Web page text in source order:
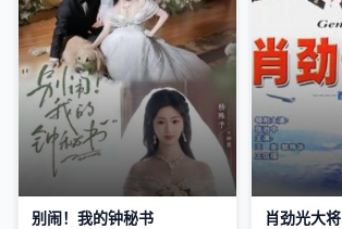
别闹！我的钟秘书 肖劲光大将